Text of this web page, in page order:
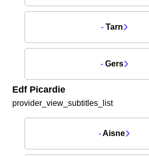
-Tarn
-Gers
Edf Picardie
provider_view_subtitles_list
-Aisne